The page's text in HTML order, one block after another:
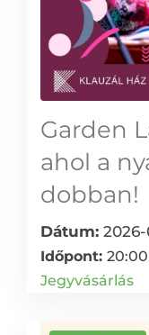
Garden
ahol a
dobban!
Dátum:
Időpont: 20:00
Jegyvásárlás